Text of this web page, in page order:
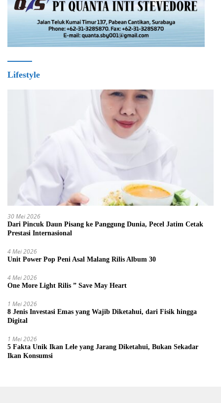
Lifestyle
30 Mei 2026
Dari Pincuk Daun Pisang ke Panggung Dunia, Pecel Jatim Cetak
Prestasi Internasional
4 Mei 2026
Unit Power Pop Peni Asal Malang Rilis Album 30
4 Mei 2026
One More Light Rilis ” Save May Heart
1 Mei 2026
8 Jenis Investasi Emas yang Wajib Diketahui, dari Fisik hingga
Digital
1 Mei 2026
5 Fakta Unik Ikan Lele yang Jarang Diketahui, Bukan Sekadar
Ikan Konsumsi